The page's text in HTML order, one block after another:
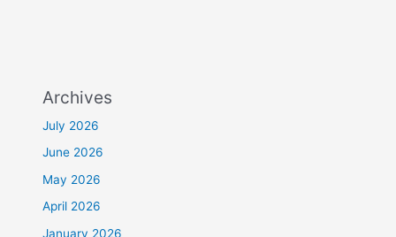
Archives
July 2026
June 2026
May 2026
April 2026
January 2026